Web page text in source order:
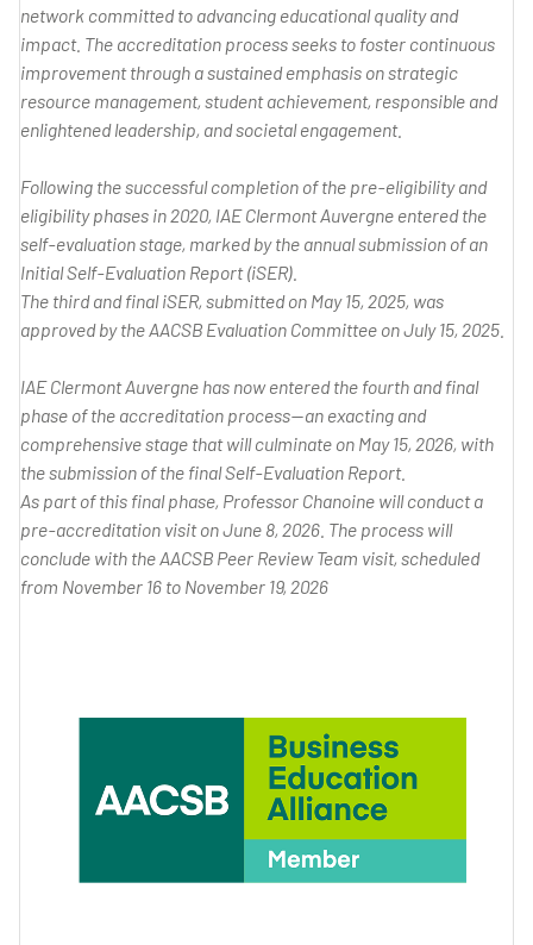
network committed to advancing educational quality and
impact. The accreditation process seeks to foster continuous
improvement through a sustained emphasis on strategic
resource management, student achievement, responsible and
enlightened leadership, and societal engagement.
Following the successful completion of the pre-eligibility and
eligibility phases in 2020, IAE Clermont Auvergne entered the
self-evaluation stage, marked by the annual submission of an
Initial Self-Evaluation Report (iSER).
The third and final iSER, submitted on May 15, 2025, was
approved by the AACSB Evaluation Committee on July 15, 2025.
IAE Clermont Auvergne has now entered the fourth and final
phase of the accreditation process—an exacting and
comprehensive stage that will culminate on May 15, 2026, with
the submission of the final Self-Evaluation Report.
As part of this final phase, Professor Chanoine will conduct a
pre-accreditation visit on June 8, 2026. The process will
conclude with the AACSB Peer Review Team visit, scheduled
from November 16 to November 19, 2026